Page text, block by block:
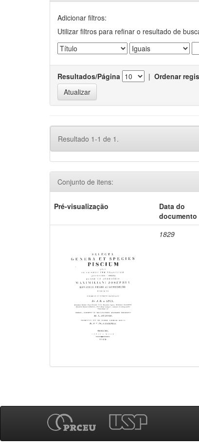
Adicionar filtros:
Utilizar filtros para refinar o resultado de
Resultados/Página | Ordenar
Resultado 1-1 de 1.
Conjunto de itens:
Pré-visualização
Data do
documento
1829